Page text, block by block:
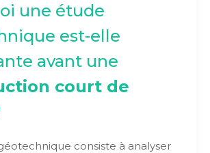
une étude
est-elle
avant une
court de
consiste à analyser